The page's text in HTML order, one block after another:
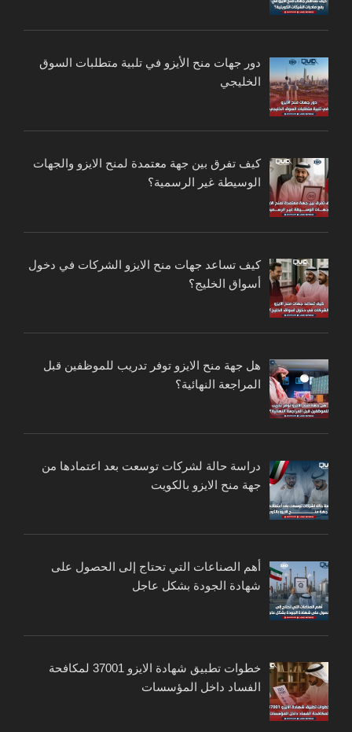
دور جهات منح الأيزو في تلبية متطلبات السوق
الخليجي
كيف تفرق بين جهة معتمدة لمنح الايزو والجهات
الوسيطة غير الرسمية؟
كيف تساعد جهات منح الايزو الشركات في دخول
أسواق الخليج؟
هل جهة منح الايزو توفر تدريب للموظفين قبل
المراجعة النهائية؟
دراسة حالة لشركات توسعت بعد اعتمادها من
جهة منح الايزو بالكويت
أهم الصناعات التي تحتاج إلى الحصول على
شهادة الجودة بشكل عاجل
خطوات تطبيق شهادة الايزو 37001 لمكافحة
الفساد داخل المؤسسات